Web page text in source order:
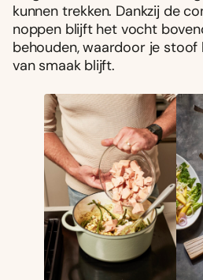
kunnen trekken. Dankzij de
noppen blijft het vocht
behouden, waardoor je stoof
van smaak blijft.